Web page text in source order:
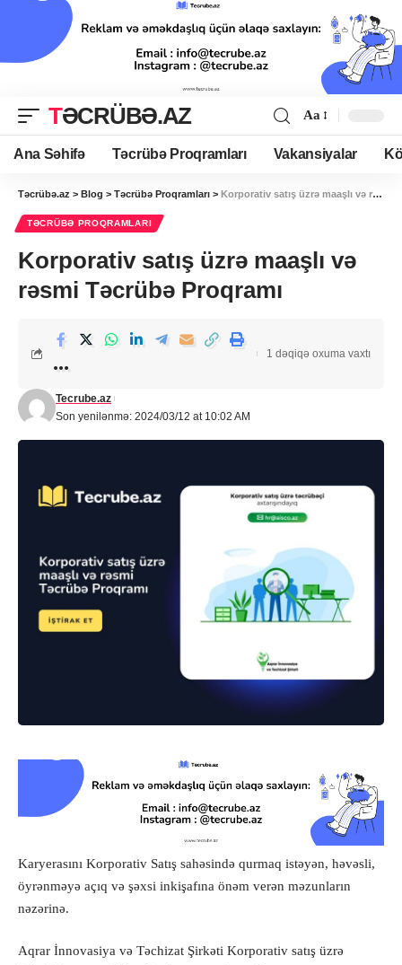
TƏCRÜBƏ.AZ Aa
Ana Səhifə Təcrübə Proqramları Vakansiyalar
Təcrübə.az > Blog > Təcrübə Proqramları > Korporativ satış üzrə maaşlı və rəsmi Təcrübə Proqramı
TƏCRÜBƏ PROQRAMLARI
Korporativ satış üzrə maaşlı və
rəsmi Təcrübə Proqramı
Son yenilənmə: 2024/03/12 at 10:02 AM
Tecrube.az
1 dəqiqə oxuma vaxtı
Karyerasını Korporativ Satış sahəsində qurmaq istəyən, həvəsli,
öyrənməyə açıq və şəxsi inkişafına önəm verən məzunların
nəzərinə.
Aqrar İnnovasiya və Təchizat Şirkəti Korporativ satış üzrə